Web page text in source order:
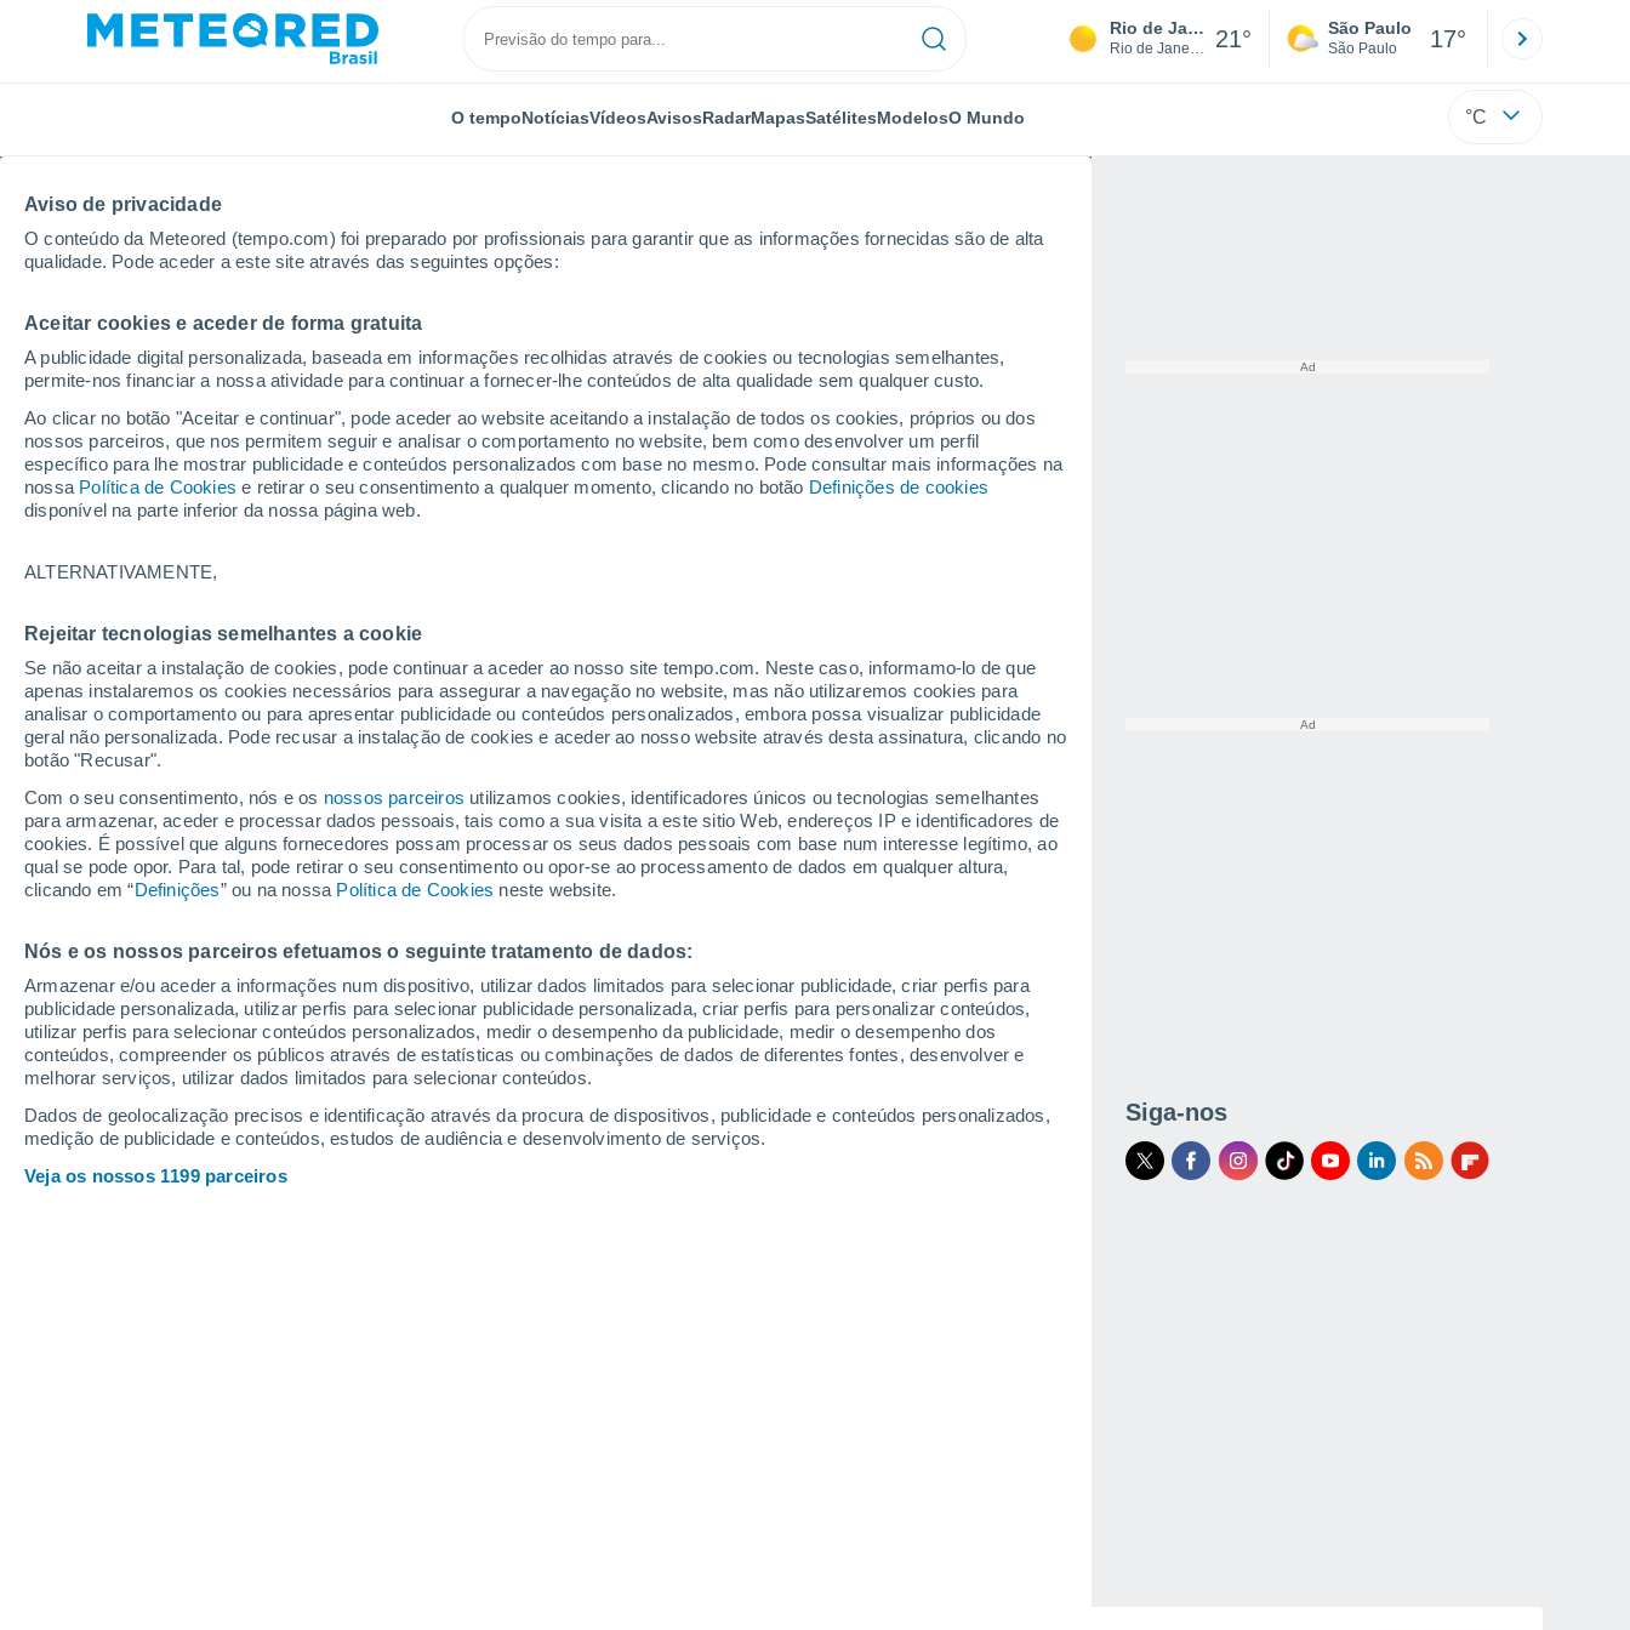
Aviso de privacidade
O conteúdo da Meteored (tempo.com) foi preparado por profissionais para garantir que as informações fornecidas são de alta
qualidade. Pode aceder a este site através das seguintes opções:
Aceitar cookies e aceder de forma gratuita
A publicidade digital personalizada, baseada em informações recolhidas através de cookies ou tecnologias semelhantes,
permite-nos financiar a nossa atividade para continuar a fornecer-lhe conteúdos de alta qualidade sem qualquer custo.
Ao clicar no botão "Aceitar e continuar", pode aceder ao website aceitando a instalação de todos os cookies, próprios ou dos
nossos parceiros, que nos permitem seguir e analisar o comportamento no website, bem como desenvolver um perfil
específico para lhe mostrar publicidade e conteúdos personalizados com base no mesmo. Pode consultar mais informações na
nossa Política de Cookies e retirar o seu consentimento a qualquer momento, clicando no botão Definições de cookies
disponível na parte inferior da nossa página web.
ALTERNATIVAMENTE,
Rejeitar tecnologias semelhantes a cookie
Se não aceitar a instalação de cookies, pode continuar a aceder ao nosso site tempo.com. Neste caso, informamo-lo de que
apenas instalaremos os cookies necessários para assegurar a navegação no website, mas não utilizaremos cookies para
analisar o comportamento ou para apresentar publicidade ou conteúdos personalizados, embora possa visualizar publicidade
geral não personalizada. Pode recusar a instalação de cookies e aceder ao nosso website através desta assinatura, clicando no
botão "Recusar".
Com o seu consentimento, nós e os nossos parceiros utilizamos cookies, identificadores únicos ou tecnologias semelhantes
para armazenar, aceder e processar dados pessoais, tais como a sua visita a este sitio Web, endereços IP e identificadores de
cookies. É possível que alguns fornecedores possam processar os seus dados pessoais com base num interesse legítimo, ao
qual se pode opor. Para tal, pode retirar o seu consentimento ou opor-se ao processamento de dados em qualquer altura,
clicando em “Definições” ou na nossa Política de Cookies neste website.
Nós e os nossos parceiros efetuamos o seguinte tratamento de dados:
Armazenar e/ou aceder a informações num dispositivo, utilizar dados limitados para selecionar publicidade, criar perfis para
publicidade personalizada, utilizar perfis para selecionar publicidade personalizada, criar perfis para personalizar conteúdos,
utilizar perfis para selecionar conteúdos personalizados, medir o desempenho da publicidade, medir o desempenho dos
conteúdos, compreender os públicos através de estatísticas ou combinações de dados de diferentes fontes, desenvolver e
melhorar serviços, utilizar dados limitados para selecionar conteúdos.
Dados de geolocalização precisos e identificação através da procura de dispositivos, publicidade e conteúdos personalizados,
medição de publicidade e conteúdos, estudos de audiência e desenvolvimento de serviços.
Veja os nossos 1199 parceiros
Rio de Janeiro
Rio de Janeiro 21° São Paulo
São Paulo 17°
O tempoNotíciasVídeosAvisosRadarMapasSatélitesModelosO Mundo °C
Início Rússia Krai de Perm
Previsão do tempo no Krai de Perm
Hoje, 6 agosto Todo o dia Símbolo
19°
11°
Berezniki
20°
Kudymkar
21°
12°
Kungur
20°
12°
Dobryanka
Krasnokamsk
9°
Gubakha
20°
10°
19°
11°
Ocher
23°
14°
Chaykovsky
13°
Uinskoye
19°
Chernaya
22°
14°
Osa
Siga-nos